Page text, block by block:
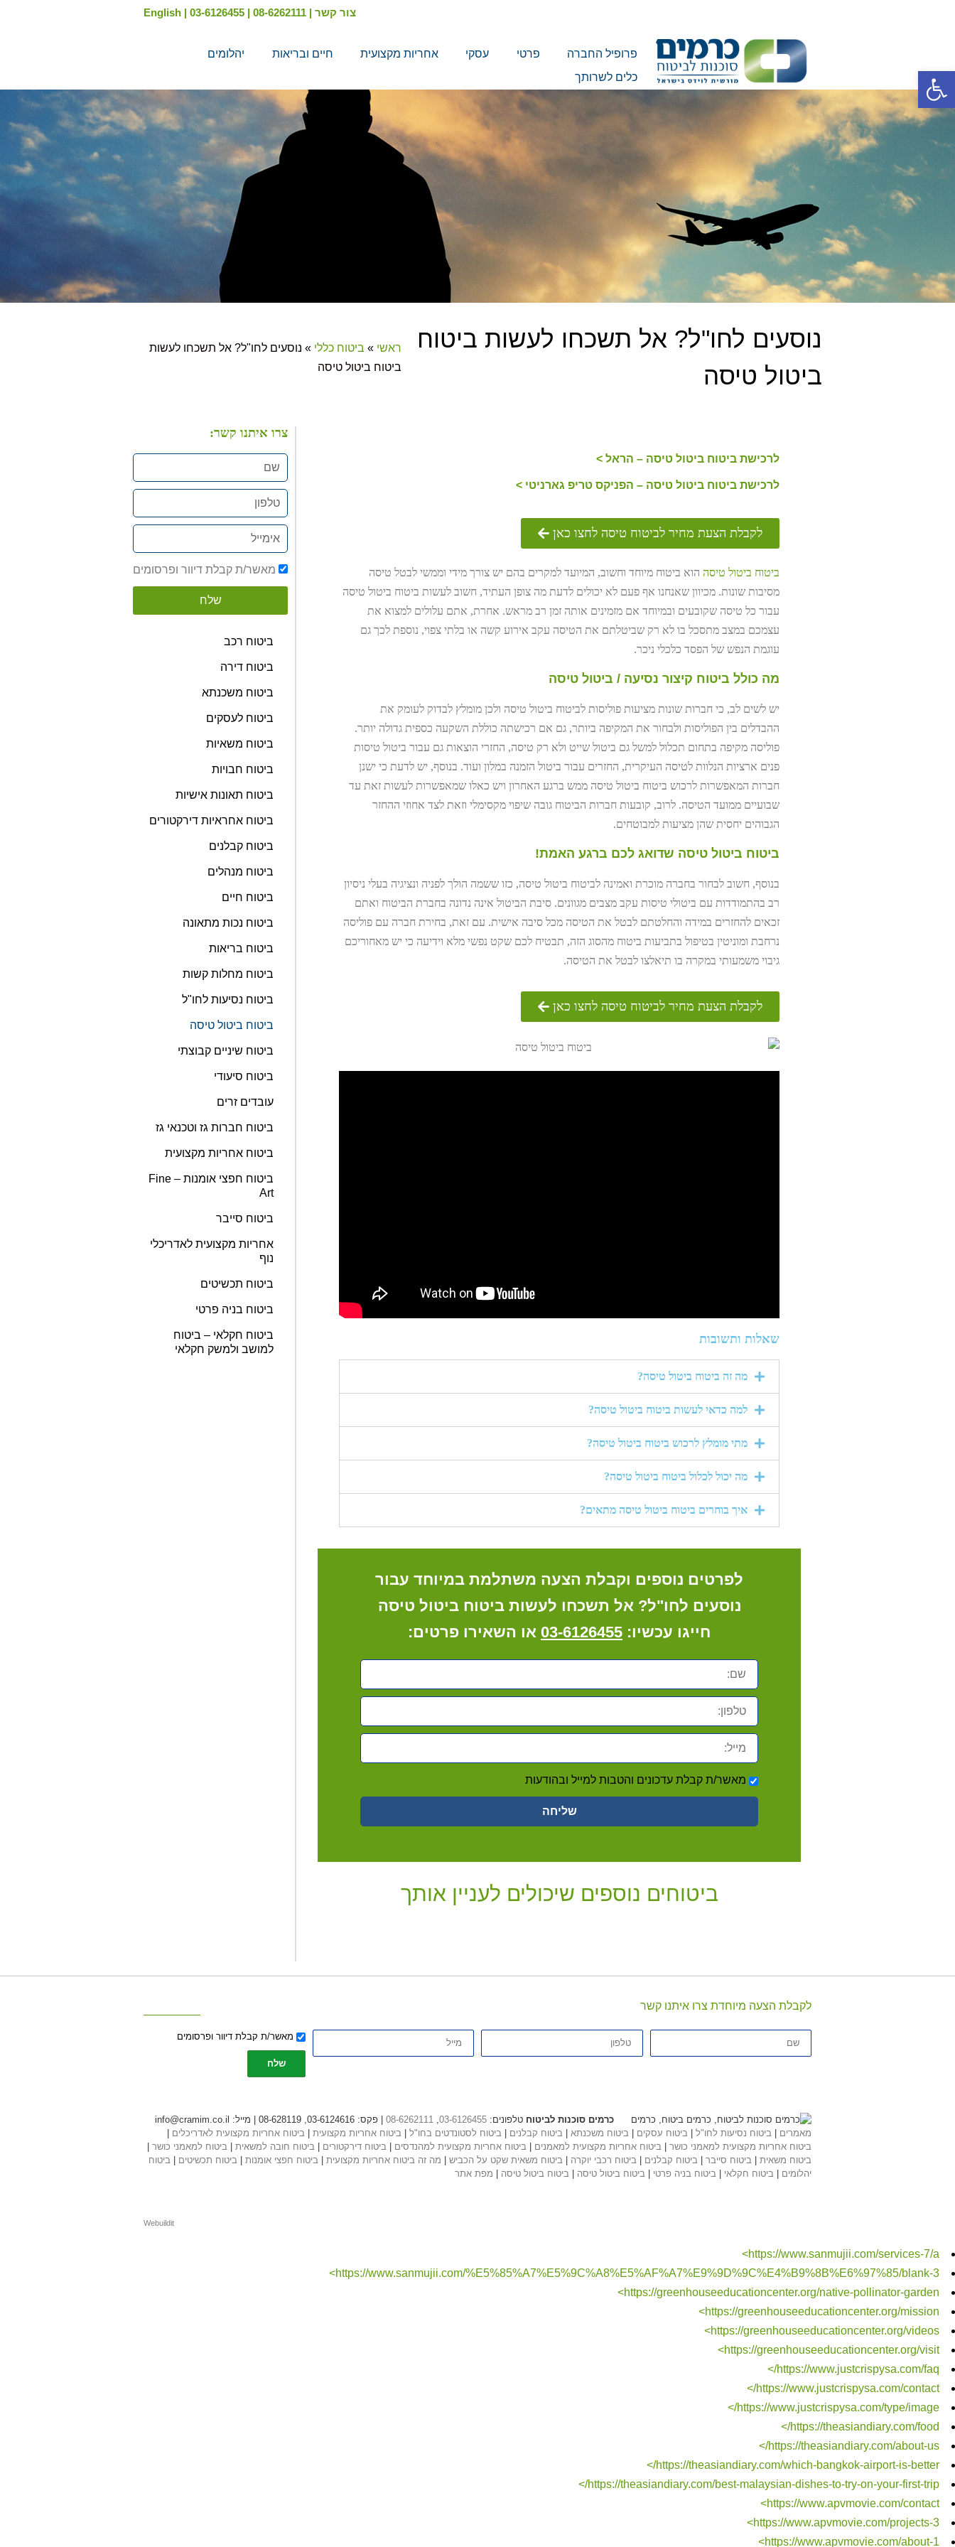
פתח סרגל נגישות
English | 03-6126455 | 08-6262111 | צור קשר
פרופיל החברה פרטי עסקי אחריות מקצועית חיים ובריאות
יהלומים
כלים לשרותך
נוסעים לחו"ל? אל תשכחו לעשות ביטוח
ביטול טיסה
ראשי » ביטוח כללי » נוסעים לחו"ל? אל תשכחו לעשות
ביטוח ביטול טיסה
לרכישת ביטוח ביטול טיסה – הראל >
לרכישת ביטוח ביטול טיסה – הפניקס טריפ גארניטי >
לקבלת הצעת מחיר לביטוח טיסה לחצו כאן
ביטוח ביטול טיסה הוא ביטוח מיוחד וחשוב, המיועד למקרים בהם יש צורך מידי וממשי לבטל טיסה
מסיבות שונות. מכיוון שאנחנו אף פעם לא יכולים לדעת מה צופן העתיד, חשוב לעשות ביטוח ביטול טיסה
עבור כל טיסה שקובעים ובמיוחד אם מזמינים אותה זמן רב מראש. אחרת, אתם עלולים למצוא את
עצמכם במצב מתסכל בו לא רק שביטלתם את הטיסה עקב אירוע קשה או בלתי צפוי, נוספת לכך גם
עוגמת הנפש של הפסד כלכלי ניכר.
מה כולל ביטוח קיצור נסיעה / ביטול טיסה
יש לשים לב, כי חברות שונות מציעות פוליסות לביטוח ביטול טיסה ולכן מומלץ לבדוק לעומק את
ההבדלים בין הפוליסות ולבחור את המקיפה ביותר, גם אם רכישתה כוללת השקעה כספית גדולה יותר.
פוליסה מקיפה בתחום תכלול למשל גם ביטול שייט ולא רק טיסה, החזרי הוצאות גם עבור ביטול טיסות
פנים ארציות הנלוות לטיסה העיקרית, החזרים עבור ביטול הזמנה במלון ועוד. בנוסף, יש לדעת כי ישנן
חברות המאפשרות לרכוש ביטוח ביטול טיסה ממש ברגע האחרון ויש כאלו שמאפשרות לעשות זאת עד
שבועיים ממועד הטיסה. לרוב, קובעות חברות הביטוח גובה שיפוי מקסימלי וזאת לצד אחוזי ההחזר
הגבוהים יחסית שהן מציעות למבוטחים.
ביטוח ביטול טיסה שדואג לכם ברגע האמת!
בנוסף, חשוב לבחור בחברה מוכרת ואמינה לביטוח ביטול טיסה, כזו ששמה הולך לפניה ונציגיה בעלי ניסיון
רב בהתמודדות עם ביטולי טיסות עקב מצבים מגוונים. סיבת הביטול אינה נדונה בחברת הביטוח ואתם
זכאים להחזרים במידה והחלטתם לבטל את הטיסה מכל סיבה אישית. עם זאת, בחירת חברה עם פוליסה
נרחבת ומוניטין בטיפול בתביעות ביטוח מהסוג הזה, תבטיח לכם שקט נפשי מלא וידיעה כי יש מאחוריכם
גיבוי משמעותי במקרה בו תיאלצו לבטל את הטיסה.
לקבלת הצעת מחיר לביטוח טיסה לחצו כאן
שאלות ותשובות
מה זה ביטוח ביטול טיסה?
למה כדאי לעשות ביטוח ביטול טיסה?
מתי מומלץ לרכוש ביטוח ביטול טיסה?
מה יכול לכלול ביטוח ביטול טיסה?
איך בוחרים ביטוח ביטול טיסה מתאים?
לפרטים נוספים וקבלת הצעה משתלמת במיוחד עבור
נוסעים לחו"ל? אל תשכחו לעשות ביטוח ביטול טיסה
חייגו עכשיו: 03-6126455 או השאירו פרטים:
שם:
טלפון:
מייל:
אישור
דיוור
מאשר/ת קבלת עדכונים והטבות למייל ובהודעות
שליחה
ביטוחים נוספים שיכולים לעניין אותך
צרו איתנו קשר:
מאשר/ת קבלת דיוור ופרסומים
שלח
ביטוח רכב
ביטוח דירה
ביטוח משכנתא
ביטוח לעסקים
ביטוח משאיות
ביטוח חבויות
ביטוח תאונות אישיות
ביטוח אחראיות דירקטורים
ביטוח קבלנים
ביטוח מנהלים
ביטוח חיים
ביטוח נכות מתאונה
ביטוח בריאות
ביטוח מחלות קשות
ביטוח נסיעות לחו"ל
ביטוח ביטול טיסה
ביטוח שיניים קבוצתי
ביטוח סיעודי
עובדים זרים
ביטוח חברות גז וטכנאי גז
ביטוח אחריות מקצועית
ביטוח חפצי אומנות – Fine
Art
ביטוח סייבר
אחריות מקצועית לאדריכלי
נוף
ביטוח תכשיטים
ביטוח בניה פרטי
ביטוח חקלאי – ביטוח
למושב ולמשק חקלאי
לקבלת הצעה מיוחדת צרו איתנו קשר
שם טלפון אימייל
אישור
דיוור
מאשר/ת קבלת דיוור ופרסומים
שלח
כרמים סוכנות לביטוח טלפונים: 03-6126455
,
08-6262111 | פקס: 03-6124616, 08-628119 | מייל: info@cramim.co.il
מאמרים
ביטוח נסיעות לחו"ל ביטוח עסקים ביטוח משכנתא ביטוח קבלנים ביטוח לסטונדטים בחו"ל ביטוח אחריות מקצועית ביטוח אחריות מקצועית לאדריכלים
ביטוח אחריות מקצועית למאמני כושר
ביטוח אחריות מקצועית למאמנים ביטוח אחריות מקצועית למהנדסים ביטוח דירקטורים ביטוח חובה למשאית ביטוח למאמני כושר
ביטוח משאית
ביטוח סייבר ביטוח קבלנים ביטוח רכבי יוקרה ביטוח משאית שקט על הכביש מה זה ביטוח אחריות מקצועית ביטוח חפצי אומנות ביטוח תכשיטים
ביטוח
יהלומים
ביטוח חקלאי ביטוח בניה פרטי ביטוח ביטול טיסה ביטוח ביטול טיסה מפת אתר
Webuildit
https://www.sanmujii.com/services-7/a>
https://www.sanmujii.com/%E5%85%A7%E5%9C%A8%E5%AF%A7%E9%9D%9C%E4%B9%8B%E6%97%85/blank-3>
https://greenhouseeducationcenter.org/native-pollinator-garden>
https://greenhouseeducationcenter.org/mission>
https://greenhouseeducationcenter.org/videos>
https://greenhouseeducationcenter.org/visit>
https://www.justcrispysa.com/faq/>
https://www.justcrispysa.com/contact/>
https://www.justcrispysa.com/type/image/>
https://theasiandiary.com/food/>
https://theasiandiary.com/about-us/>
https://theasiandiary.com/which-bangkok-airport-is-better/>
https://theasiandiary.com/best-malaysian-dishes-to-try-on-your-first-trip/>
https://www.apvmovie.com/contact>
https://www.apvmovie.com/projects-3>
https://www.apvmovie.com/about-1>